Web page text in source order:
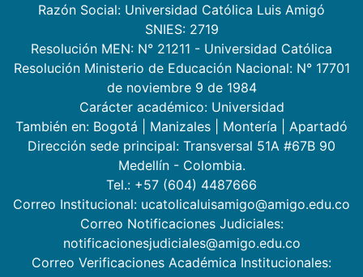
Razón Social: Universidad Católica Luis Amigó
SNIES: 2719
Resolución MEN: N° 21211 - Universidad Católica
Resolución Ministerio de Educación Nacional: N° 17701
de noviembre 9 de 1984
Carácter académico: Universidad
También en: Bogotá Manizales Montería
Apartadó
Dirección sede principal: Transversal 51A #67B 90
Medellín - Colombia.
Tel.: +57 (604) 4487666
Correo Institucional: ucatolicaluisamigo@amigo.edu.co
Correo Notificaciones Judiciales:
notificacionesjudiciales@amigo.edu.co
Correo Verificaciones Académica Institucionales: